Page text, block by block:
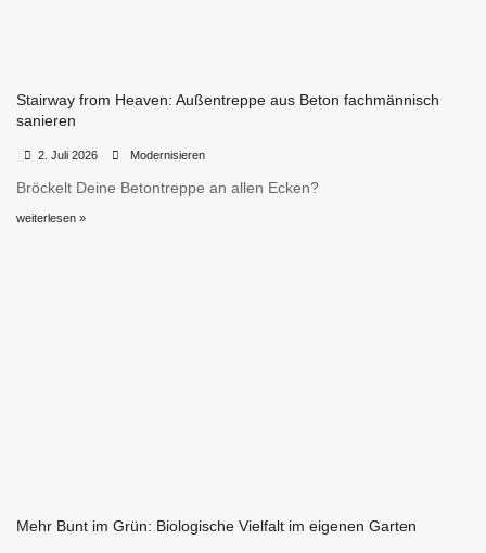
Stairway from Heaven: Außentreppe aus Beton fachmännisch
sanieren
2. Juli 2026 Modernisieren
Bröckelt Deine Betontreppe an allen Ecken?
weiterlesen »
Mehr Bunt im Grün: Biologische Vielfalt im eigenen Garten